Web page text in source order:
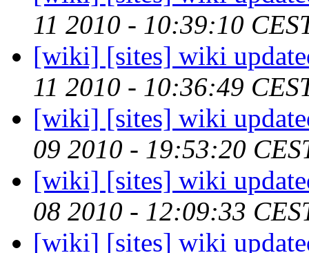
11 2010 - 10:39:10
[wiki] [sites] wiki
11 2010 - 10:36:49
[wiki] [sites] wiki
09 2010 - 19:53:20
[wiki] [sites] wiki
08 2010 - 12:09:33
[wiki] [sites] wiki